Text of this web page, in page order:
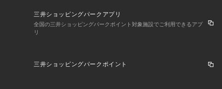
三井ショッピングパークアプリ
全国の三井ショッピングパークポイント対象施設でご利用できるアプ
リ
三井ショッピングパークポイント